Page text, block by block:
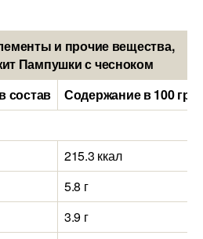
и прочие вещества,
Пампушки с чесноком
состав
Содержание в 100
215.3 ккал
5.8 г
3.9 г